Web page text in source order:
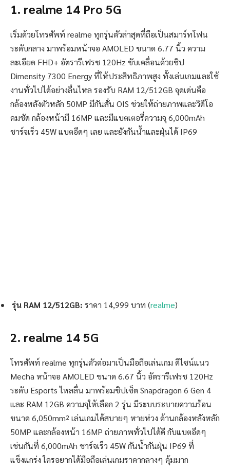
1. realme 14 Pro 5G
เริ่มด้วยโทรศัพท์ realme ทุกรุ่นตัวล่าสุดที่ถือเป็นสมาร์ทโฟน
ระดับกลาง มาพร้อมหน้าจอ AMOLED ขนาด 6.77 นิ้ว ความ
ละเอียด FHD+ อัตรารีเฟรช 120Hz ขับเคลื่อนด้วยชิป
Dimensity 7300 Energy ที่ให้ประสิทธิภาพสูง ทั้งเล่นเกมและใช้
งานทั่วไปได้อย่างลื่นไหล รองรับ RAM 12/512GB จุดเด่นคือ
กล้องหลังตัวหลัก 50MP มีกันสั่น OIS ช่วยให้ถ่ายภาพและวิดีโอ
คมชัด กล้องหน้ามี 16MP และมีแบตเตอรี่ความจุ 6,000mAh
ชาร์จเร็ว 45W แบตอึดๆ เลย และยังกันน้ำและฝุ่นได้ IP69
รุ่น RAM 12/512GB: ราคา 14,999 บาท (realme)
2. realme 14 5G
โทรศัพท์ realme ทุกรุ่นตัวต่อมาเป็นมือถือเล่นเกม ดีไซน์แนว
Mecha หน้าจอ AMOLED ขนาด 6.67 นิ้ว อัตรารีเฟรช 120Hz
ระดับ Esports ไหลลื่น มาพร้อมชิปเซ็ต Snapdragon 6 Gen 4
และ RAM 12GB ความจุให้เลือก 2 รุ่น มีระบบระบายความร้อน
ขนาด 6,050mm² เล่นเกมได้สบายๆ หายห่วง ด้านกล้องหลังหลัก
50MP และกล้องหน้า 16MP ถ่ายภาพทั่วไปได้ดี กับแบตอึดๆ
เช่นกันที่ 6,000mAh ชาร์จเร็ว 45W กันน้ำกันฝุ่น IP69 ที่
แข็งแกร่ง ใครอยากได้มือถือเล่นเกมราคากลางๆ คุ้มมาก